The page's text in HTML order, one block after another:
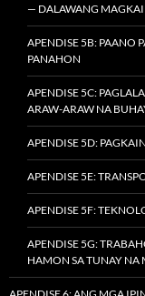
— DALAWANG
APENDISE 5B: PAANO
PANAHON
APENDISE 5C:
ARAW-ARAW NA
APENDISE 5D:
APENDISE 5E:
APENDISE 5F:
APENDISE 5G:
HAMON SA TUNAY NA